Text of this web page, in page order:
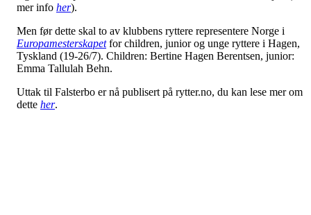
mer info her).
Men før dette skal to av klubbens ryttere representere Norge i
Europamesterskapetfor children, junior og unge ryttere i Hagen,
Tyskland (19-26/7). Children: Bertine Hagen Berentsen, junior:
Emma Tallulah Behn.
Uttak til Falsterbo er nå publisert på rytter.no, du kan lese mer om
dette her.